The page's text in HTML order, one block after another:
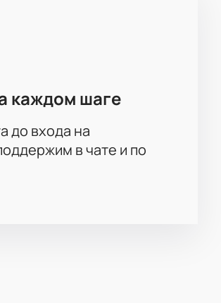
каждом шаге
до входа на
в чате и по